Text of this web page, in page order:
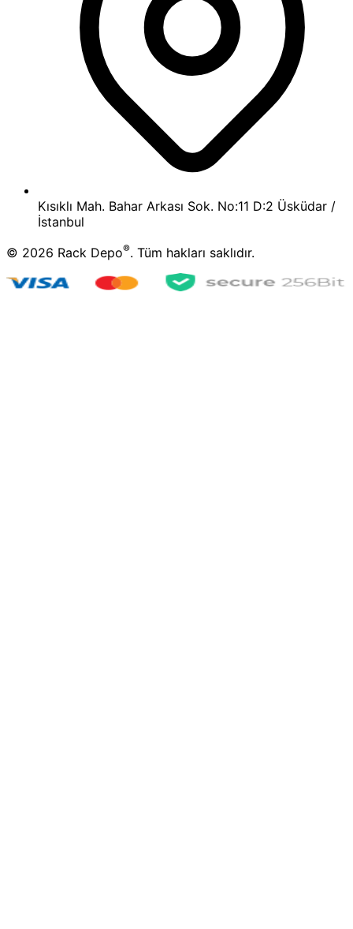
Kısıklı Mah. Bahar Arkası Sok. No:11 D:2 Üsküdar /
İstanbul
© 2026 Rack Depo®. Tüm hakları saklıdır.